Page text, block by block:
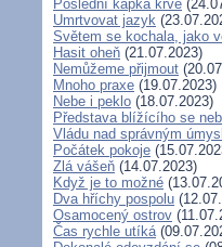
Poslední kapka krve
Umrtvovat jazyk
Světem se kochala, jako
Hasit oheň (21.07.2023)
Nemůžeme přijmout
Mnoho praxe (19.07.2023)
Nebe i peklo (18.07.2023)
Představa blížícího se
Vládu nad správným
Počátek pokoje
Zlá vášeň (14.07.2023)
Když je to možné
Dva hříchy pospolu
Osamocený ostrov
Čas rychle utíká